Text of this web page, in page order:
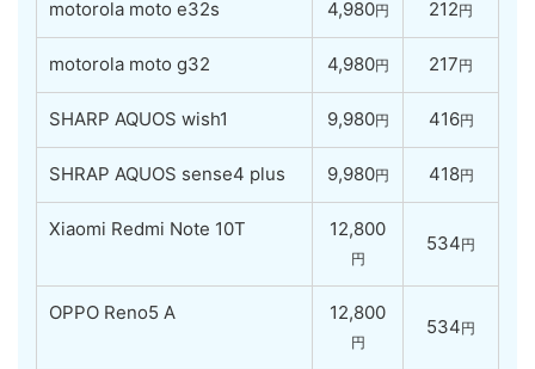
motorola moto e32s 4,980円 212円
motorola moto g32 4,980円 217円
SHARP AQUOS wish1 9,980円 416円
SHRAP AQUOS sense4 plus 9,980円 418円
Xiaomi Redmi Note 10T 12,800
円
534円
OPPO Reno5 A 12,800
円
534円